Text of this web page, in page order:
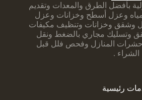
بأفضل الطرق والمعدات وتقديم
وعزل أسطح وخزانات وعزل
وشقق وخزانات وتنظيف مكيفات
وتسليك مجاري بالضغط ونقل
حشرات المنازل وفحص فلل قبل
الشراء .
رئيسية